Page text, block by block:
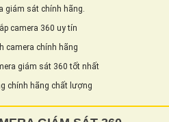
giám sát chính hãng.
camera 360 uy tín
camera chính hãng
giám sát 360 tốt nhất
chính hãng chất lượng